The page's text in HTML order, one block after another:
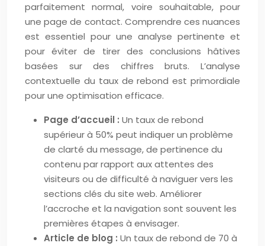
parfaitement normal, voire souhaitable, pour
une page de contact. Comprendre ces nuances
est essentiel pour une analyse pertinente et
pour éviter de tirer des conclusions hâtives
basées sur des chiffres bruts. L’analyse
contextuelle du taux de rebond est primordiale
pour une optimisation efficace.
Page d’accueil : Un taux de rebond
supérieur à 50% peut indiquer un problème
de clarté du message, de pertinence du
contenu par rapport aux attentes des
visiteurs ou de difficulté à naviguer vers les
sections clés du site web. Améliorer
l’accroche et la navigation sont souvent les
premières étapes à envisager.
Article de blog : Un taux de rebond de 70 à